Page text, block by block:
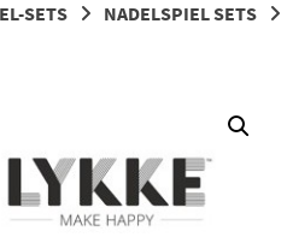
SETS NADELSPIEL SETS